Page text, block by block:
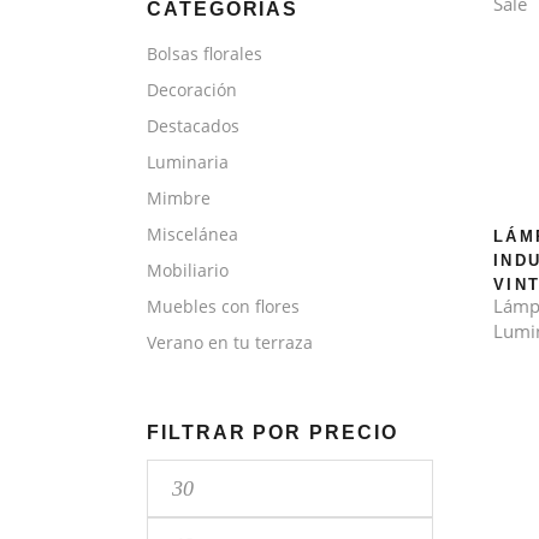
CATEGORÍAS
Bolsas florales
Decoración
Destacados
Luminaria
Mimbre
Miscelánea
Mobiliario
Muebles con flores
Verano en tu terraza
FILTRAR POR PRECIO
Precio
mínimo
Precio